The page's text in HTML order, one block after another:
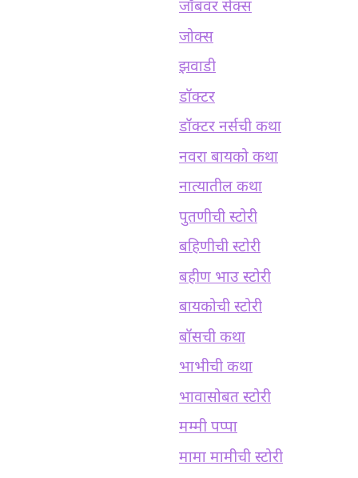
जॉबवर सेक्स
जोक्स
झवाडी
डॉक्टर
डॉक्टर नर्सची कथा
नवरा बायको कथा
नात्यातील कथा
पुतणीची स्टोरी
बहिणीची स्टोरी
बहीण भाउ स्टोरी
बायकोची स्टोरी
बॉसची कथा
भाभीची कथा
भावासोबत स्टोरी
मम्मी पप्पा
मामा मामीची स्टोरी